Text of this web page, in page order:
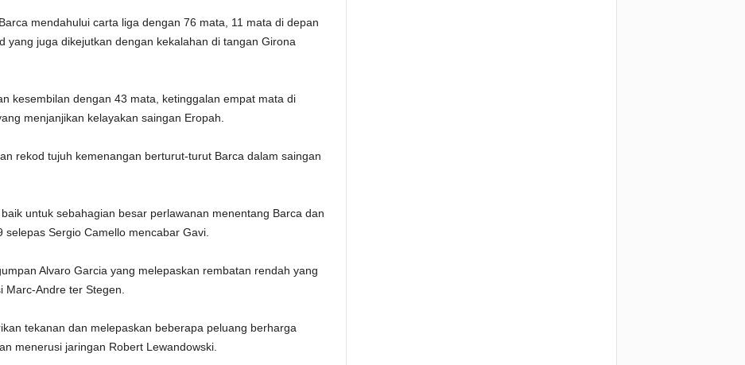
mendahului carta liga dengan 76 mata, 11 mata di depan
yang juga dikejutkan dengan kekalahan di tangan Girona
kesembilan dengan 43 mata, ketinggalan empat mata di
menjanjikan kelayakan saingan Eropah.
rekod tujuh kemenangan berturut-turut Barca dalam saingan
untuk sebahagian besar perlawanan menentang Barca dan
Sergio Camello mencabar Gavi.
Alvaro Garcia yang melepaskan rembatan rendah yang
Andre ter Stegen.
tekanan dan melepaskan beberapa peluang berharga
menerusi jaringan Robert Lewandowski.